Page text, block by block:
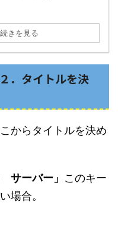
続きを見る
．タイトルを決
からタイトルを決め
サーバー」 このキー
場合。